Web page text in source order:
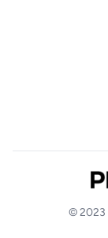
© 2023